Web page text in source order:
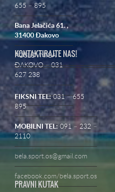
655 – 895
Bana Jelačića 61. ,
31400 Đakovo
POSLOVNICA
ĐAKOVO – 031
627 238
KONTAKTIRAJTE NAS!
FIKSNI TEL:031 – 655
895
MOBILNI TEL: 091 – 232 –
2110
bela.sport.os@gmail.com
facebook.com/bela.sport.os
PRAVNI KUTAK